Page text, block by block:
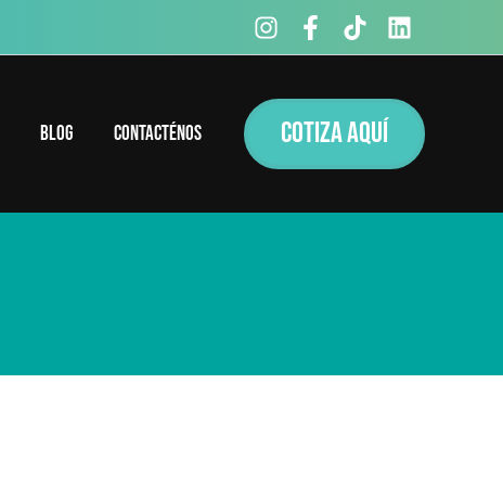
Blog Contacténos COTIZA AQUÍ